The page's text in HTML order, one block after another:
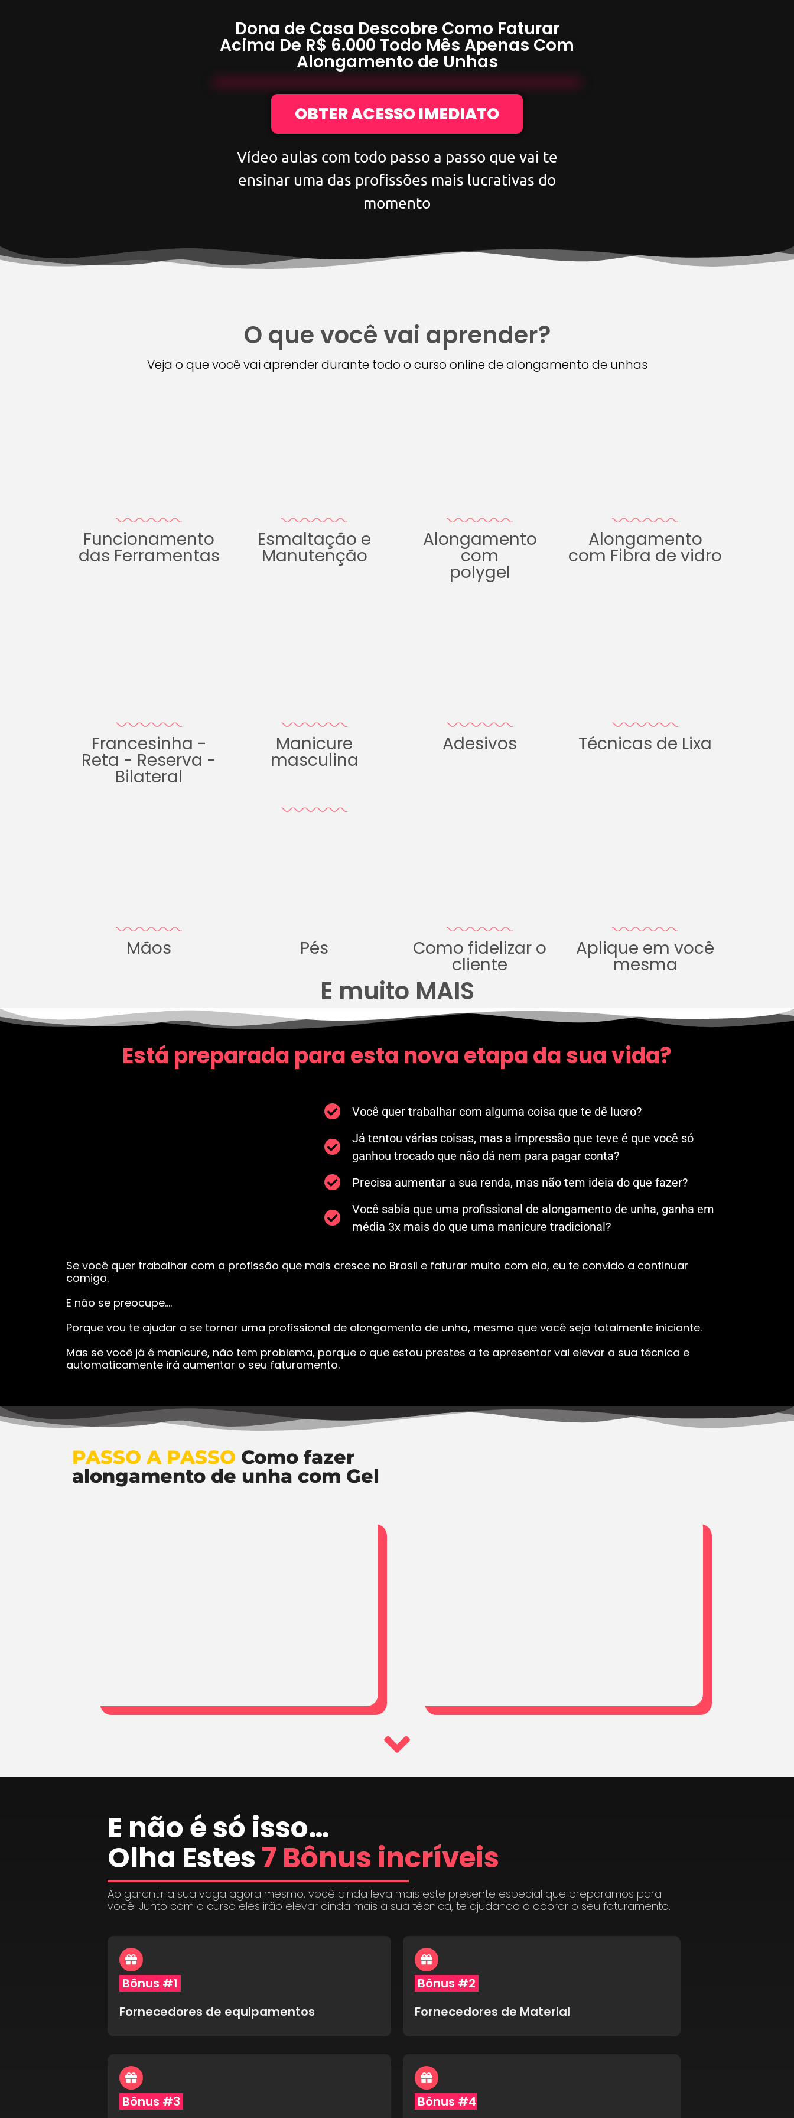
Dona de Casa Descobre Como Faturar
Acima De R$ 6.000 Todo Mês Apenas Com
Alongamento de Unhas
OBTER ACESSO IMEDIATO
Vídeo aulas com todo passo a passo que vai te
ensinar uma das profissões mais lucrativas do
momento
O que você vai aprender?
Veja o que você vai aprender durante todo o curso online de alongamento de unhas
Funcionamento
das Ferramentas
Esmaltação e
Manutenção
Alongamento
com
polygel
Alongamento
com Fibra de vidro
Francesinha -
Reta - Reserva -
Bilateral
Manicure
masculina
Adesivos Técnicas de Lixa
Mãos Pés Como fidelizar o
cliente
Aplique em você
mesma
E muito MAIS
Está preparada para esta nova etapa da sua vida?
Você quer trabalhar com alguma coisa que te dê lucro?
Já tentou várias coisas, mas a impressão que teve é que você só
ganhou trocado que não dá nem para pagar conta?
Precisa aumentar a sua renda, mas não tem ideia do que fazer?
Você sabia que uma profissional de alongamento de unha, ganha em
média 3x mais do que uma manicure tradicional?
Se você quer trabalhar com a profissão que mais cresce no Brasil e faturar muito com ela, eu te convido a continuar
comigo.
E não se preocupe….
Porque vou te ajudar a se tornar uma profissional de alongamento de unha, mesmo que você seja totalmente iniciante.
Mas se você já é manicure, não tem problema, porque o que estou prestes a te apresentar vai elevar a sua técnica e
automaticamente irá aumentar o seu faturamento.
PASSO A PASSO Como fazer
alongamento de unha com Gel
E não é só isso…
Olha Estes 7 Bônus incríveis
Ao garantir a sua vaga agora mesmo, você ainda leva mais este presente especial que preparamos para
você. Junto com o curso eles irão elevar ainda mais a sua técnica, te ajudando a dobrar o seu faturamento.
Bônus #1
Fornecedores de equipamentos
Bônus #2
Fornecedores de Material
Bônus #3 Bônus #4